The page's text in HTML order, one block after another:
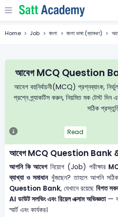
Home Job বাংলা বাংলা ভাষা (ব্যাকরণ)
আবেগ MCQ Question
আবেগ বহুনির্বাচনী(MCQ) প্রশ্নব্যাংক,
প্রশ্নে প্র্যাকটিস করুন, নিয়মিত মক টেস্ট
সঠিক
Read
আবেগ MCQ Question Bank
আপনি কি আবেগনিয়োগ (Job) পরীক্ষার
ব্যাখ্যা ও সমাধানখুঁজছেন? তাহলে আপনি সঠিক
Question Bank, যেখানে রয়েছে বিগত
AI ডাউট সলভিং এবং রিয়েল এক্সাম অভিজ্ঞতা—
স্মার্ট এবং কার্যকর।